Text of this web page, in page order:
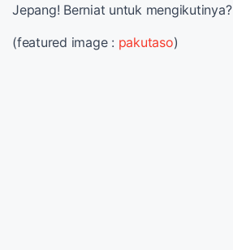
Jepang! Berniat untuk mengikutinya?
(featured image : pakutaso)